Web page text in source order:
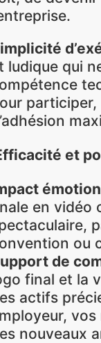
and
ludique qui
et
é
en vidéo
ou
de
final et la
actifs
vos
nouveaux